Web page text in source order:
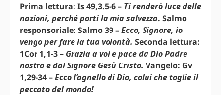
Prima lettura: Is 49,3.5-6 – Ti renderò luce delle
nazioni, perché porti la mia salvezza. Salmo
responsoriale: Salmo 39 –Ecco, Signore, io
vengo per fare la tua volontà. Seconda lettura:
1Cor 1,1-3 – Grazia a voi e pace da Dio Padre
nostro e dal Signore Gesù Cristo. Vangelo: Gv
1,29-34 –Ecco l’agnello di Dio, colui che toglie il
peccato del mondo!